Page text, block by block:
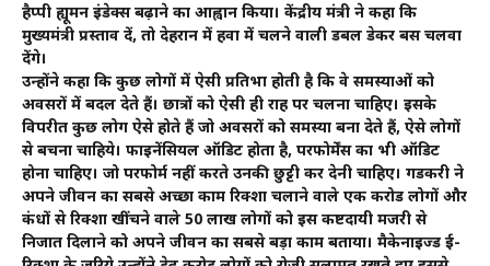
हैप्पी ह्यूमन इंडेक्स बढ़ाने का आह्वान किया। केंद्रीय मंत्री ने कहा कि
मुख्यमंत्री प्रस्ताव दें, तो देहरादून में हवा में चलने वाली डबल डेकर बस चलवा
देंगे।
उन्होंने कहा कि कुछ लोगों में ऐसी प्रतिभा होती है कि वे समस्याओं को
अवसरों में बदल देते हैं। छात्रों को ऐसी ही राह पर चलना चाहिए। इसके
विपरीत कुछ लोग ऐसे होते हैं जो अवसरों को समस्या बना देते हैं, ऐसे लोगों
से बचना चाहिये। फाइनेंसियल ऑडिट होता है, परफोर्मेंस का भी ऑडिट
होना चाहिए। जो परफोर्म नहीं करते उनकी छुट्टी कर देनी चाहिए। गडकरी ने
अपने जीवन का सबसे अच्छा काम रिक्शा चलाने वाले एक करोड लोगों और
कंधों से रिक्शा खींचने वाले 50 लाख लोगों को इस कष्टदायी मजदूरी से
निजात दिलाने को अपने जीवन का सबसे बड़ा काम बताया। मैकेनाइज्ड ई-